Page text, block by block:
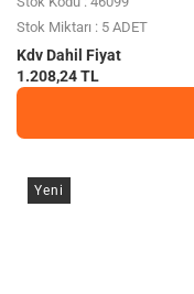
Stok Miktarı : 5 ADET
Kdv Dahil Fiyat
1.208,24 TL
Yeni